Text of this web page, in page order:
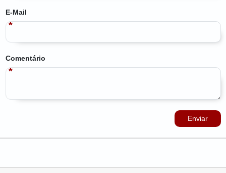
E-Mail
Comentário
Enviar